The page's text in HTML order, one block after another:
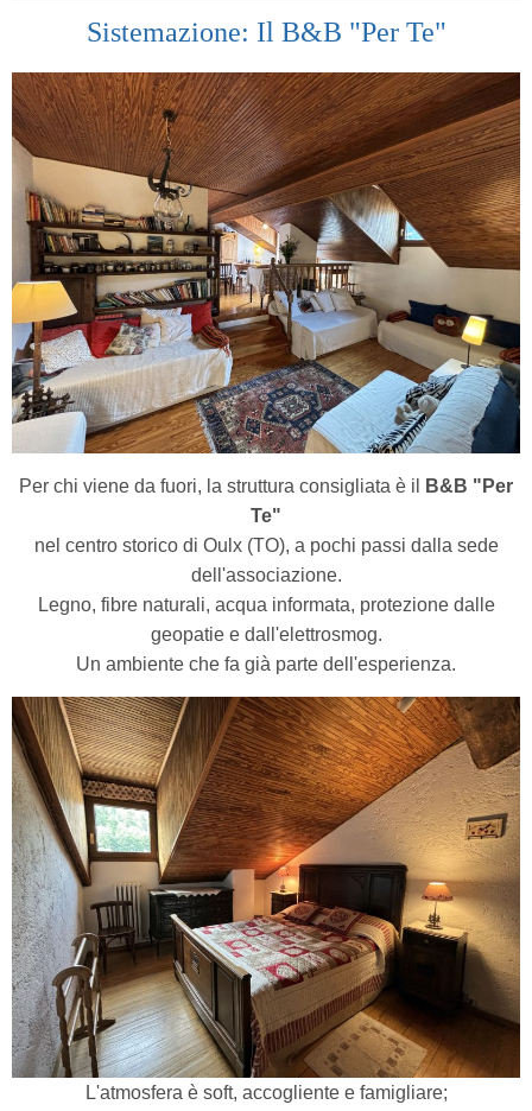
Sistemazione: Il B&B "Per Te"
Per chi viene da fuori, la struttura consigliata è il
B&B "Per
Te"
nel centro storico di Oulx (TO), a pochi passi dalla sede
dell'associazione.
Legno, fibre naturali, acqua informata, protezione dalle
geopatie e dall'elettrosmog.
Un ambiente che fa già parte dell'esperienza.
L'atmosfera è soft, accogliente e famigliare;